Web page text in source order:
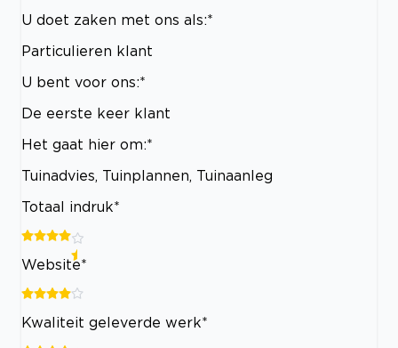
U doet zaken met ons als:*
Particulieren klant
U bent voor ons:*
De eerste keer klant
Het gaat hier om:*
Tuinadvies, Tuinplannen, Tuinaanleg
Totaal indruk*
Website*
Kwaliteit geleverde werk*